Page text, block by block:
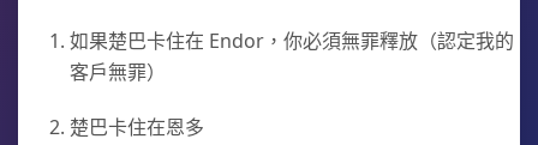
如果楚巴卡住在 Endor，你必須無罪釋放（認定我的
客戶無罪）
楚巴卡住在恩多